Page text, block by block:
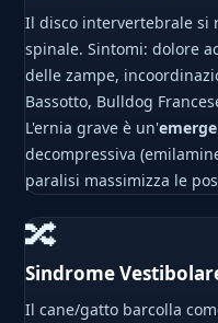
Il disco intervertebrale si
spinale. Sintomi: dolore
delle zampe,
Bassotto, Bulldog
L'ernia grave è un'
decompressiva
paralisi massimizza le
🔀
Sindrome
Il cane/gatto barcolla